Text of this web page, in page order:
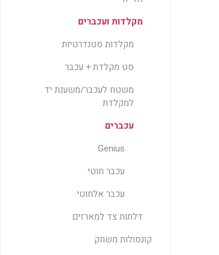
מקלדות ועכברים
מקלדות סטנדרטיות
סט מקלדת + עכבר
משטח לעכבר/משענת יד
למקלדת
עכברים
Genius
עכבר חוטי
עכבר אלחוטי
דלתות צד למארזים
קונסולות משחק